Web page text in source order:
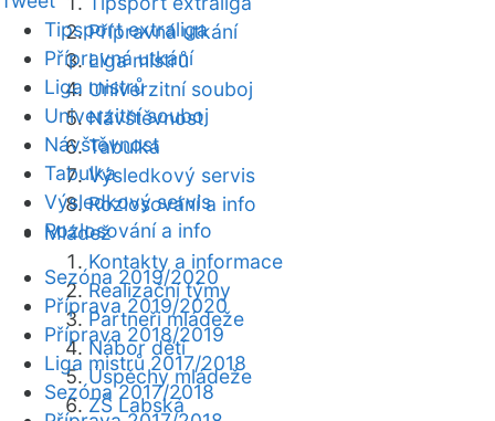
Přípravná utkání
Liga mistrů
Univerzitní souboj
Návštěvnost
Tabulka
Výsledkový servis
Rozlosování a info
Mládež
Kontakty a informace
Realizační týmy
Partneři mládeže
Nábor dětí
Úspěchy mládeže
ZŠ Labská
Tipsport extraliga
Přípravná utkání
Liga mistrů
Univerzitní souboj
Návštěvnost
Tabulka
Výsledkový servis
Rozlosování a info
Sezóna 2019/2020
Příprava 2019/2020
Příprava 2018/2019
Liga mistrů 2017/2018
Sezóna 2017/2018